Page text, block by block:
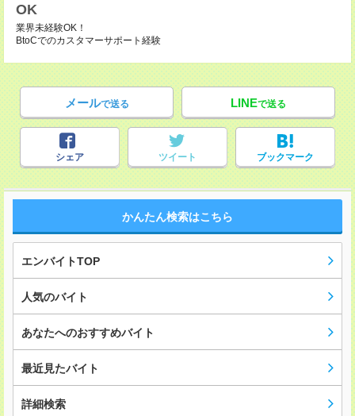
OK
業界未経験OK！
BtoCでのカスタマーサポート経験
メールで送る LINEで送る
シェア ツイート ブックマーク
かんたん検索はこちら
エンバイトTOP
人気のバイト
あなたへのおすすめバイト
最近見たバイト
詳細検索